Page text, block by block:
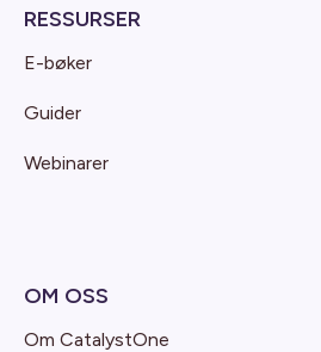
RESSURSER
E-bøker
Guider
Webinarer
OM OSS
Om CatalystOne